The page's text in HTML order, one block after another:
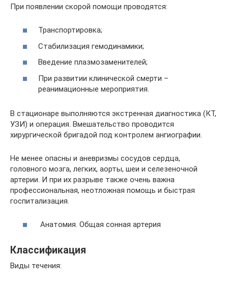
При появлении скорой помощи проводятся:
Транспортировка;
Стабилизация гемодинамики;
Введение плазмозаменителей;
При развитии клинической смерти –
реанимационные мероприятия.
В стационаре выполняются экстренная диагностика (КТ,
УЗИ) и операция. Вмешательство проводится
хирургической бригадой под контролем ангиографии.
Не менее опасны и аневризмы сосудов сердца,
головного мозга, легких, аорты, шеи и селезеночной
артерии. И при их разрыве также очень важна
профессиональная, неотложная помощь и быстрая
госпитализация.
Анатомия. Общая сонная артерия
Классификация
Виды течения: